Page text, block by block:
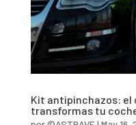
Kit antipinchazos: el
transformas tu